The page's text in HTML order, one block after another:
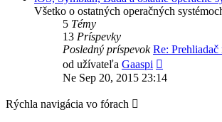
Všetko o ostatných operačných
5 Témy
13 Príspevky
Posledný príspevok Re:
od užívateľa Gaaspi
posledný
Ne Sep 20, 2015 23:14
Rýchla navigácia vo fórach